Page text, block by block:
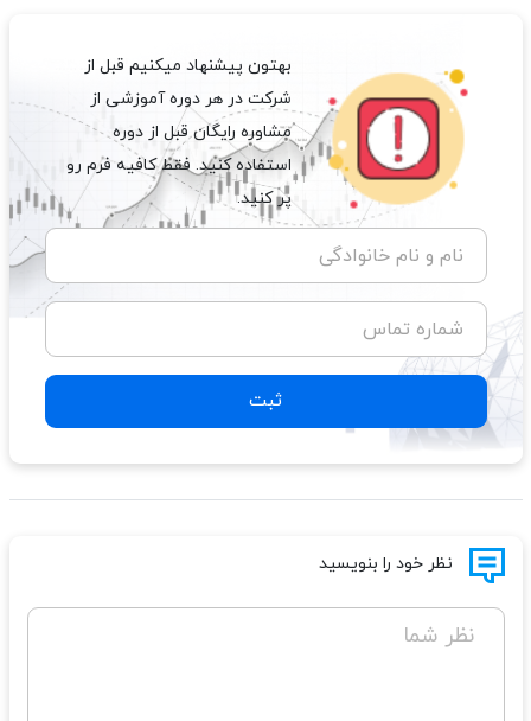
بهتون پیشنهاد میکنیم قبل از
شرکت در هر دوره آموزشی از
مشاوره رایگان قبل از دوره
استفاده کنید. فقط کافیه فرم رو
پر کنید.
نام و نام خانوادگی
شماره تماس
ثبت
نظر خود را بنویسید
نظر شما